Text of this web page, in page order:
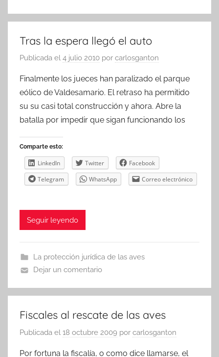
Tras la espera llegó el auto
Publicada el 4 julio 2010 por carlosganton
Finalmente los jueces han paralizado el parque
eólico de Valdesamario. El retraso ha permitido
su su casi total construcción y ahora. Abre la
batalla por impedir que sigan funcionando los
Comparte esto:
LinkedIn Twitter
Facebook
Telegram
WhatsApp Correo electrónico
Seguir leyendo
La protección jurídica de las aves
Dejar un comentario
Fiscales al rescate de las aves
Publicada el 18 octubre 2009 por carlosganton
Por fortuna la fiscalía, o como dice llamarse, el